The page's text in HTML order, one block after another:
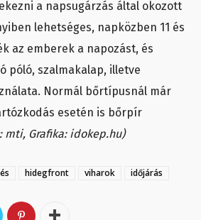
a napsugárzás által okozott
lehetséges, napközben 11 és
az emberek a napozást, és
póló, szalmakalap, illetve
Normál bőrtípusnál már
esetén is bőrpír
mti, Grafika: idokep.hu)
hidegfront viharok időjárás